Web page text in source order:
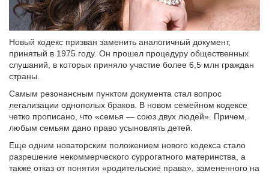
Новый кодекс призван заменить аналогичный документ,
принятый в 1975 году. Он прошел процедуру общественных
слушаний, в которых приняло участие более 6,5 млн граждан
страны.
Самым резонансным пунктом документа стал вопрос
легализации однополых браков. В новом семейном кодексе
четко прописано, что «семья — союз двух людей». Причем,
любым семьям дано право усыновлять детей.
Еще одним новаторским положением нового кодекса стало
разрешение некоммерческого суррогатного материнства, а
также отказ от понятия «родительские права», замененного на